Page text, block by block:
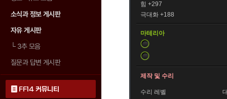
소식과 정보 게시판
자유 게시판
└3추 모음
질문과 답변 게시판
FF14 커뮤니티
힘 +297
극대화 +188
마테리아
제작 및 수리
수리 레벨